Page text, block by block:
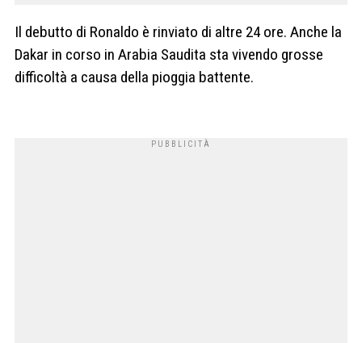
Il debutto di Ronaldo è rinviato di altre 24 ore. Anche la
Dakar in corso in Arabia Saudita sta vivendo grosse
difficoltà a causa della pioggia battente.